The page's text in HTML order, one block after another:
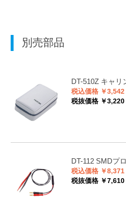
別売部品
DT-510Z キャリ
税込価格 ￥3,542
税抜価格 ￥3,220
DT-112 SMDプ
税込価格 ￥8,371
税抜価格 ￥7,610